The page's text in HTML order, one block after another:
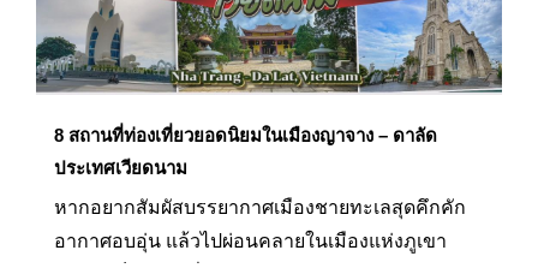
8 สถานที่ท่องเที่ยวยอดนิยมในเมืองญาจาง – ดาลัด
ประเทศเวียดนาม
หากอยากสัมผัสบรรยากาศเมืองชายทะเลสุดคึกคัก
อากาศอบอุ่น แล้วไปผ่อนคลายในเมืองแห่งภูเขา